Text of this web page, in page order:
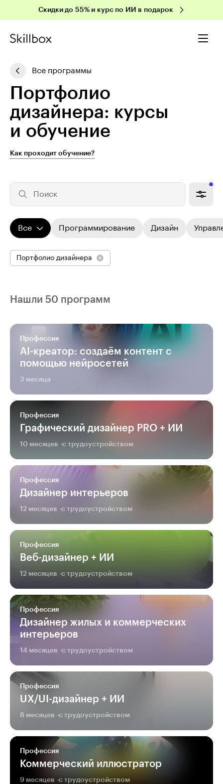
Скидки до 55% и курс по ИИ в подарок
Все программы
Портфолио
дизайнера: курсы
и обучение
Как проходит обучение?
Поиск
Все Программирование Дизайн
Портфолио дизайнера
Нашли 50 программ
Профессия
AI-креатор: создаём контент с
помощью нейросетей
3 месяца
Профессия
Графический дизайнер PRO + ИИ
10 месяцев с трудоустройством
Профессия
Дизайнер интерьеров
12 месяцев с трудоустройством
Профессия
Веб-дизайнер + ИИ
12 месяцев с трудоустройством
Профессия
Дизайнер жилых и коммерческих
интерьеров
14 месяцев с трудоустройством
Профессия
UX/UI-дизайнер + ИИ
8 месяцев с трудоустройством
Профессия
Коммерческий иллюстратор
9 месяцев с трудоустройством